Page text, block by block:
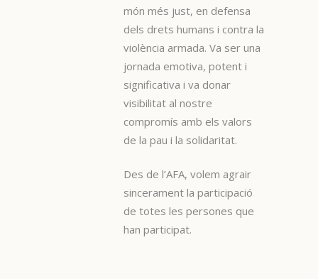
món més just, en defensa
dels drets humans i contra la
violència armada. Va ser una
jornada emotiva, potent i
significativa i va donar
visibilitat al nostre
compromís amb els valors
de la pau i la solidaritat.
Des de l’AFA, volem agrair
sincerament la participació
de totes les persones que
han participat.